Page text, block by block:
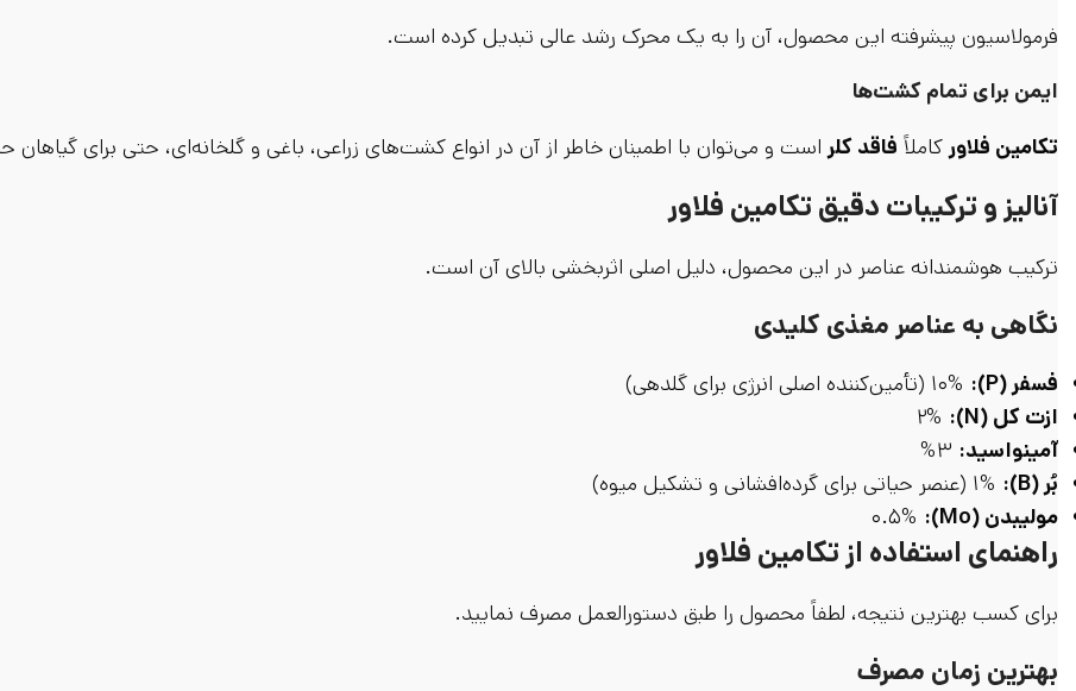
فرمولاسیون پیشرفته این محصول، آن را به یک محرک رشد عالی تبدیل کرده است.
ایمن برای تمام کشت‌ها
تکامین فلاورکاملاً فاقد کلر است و می‌توان با اطمینان خاطر از آن در انواع کشت‌های زراعی، باغی و گلخانه‌ای، حتی برای گیاهان
آنالیز و ترکیبات دقیق تکامین فلاور
ترکیب هوشمندانه عناصر در این محصول، دلیل اصلی اثربخشی بالای آن است.
نگاهی به عناصر مغذی کلیدی
فسفر (P):
ازت کل (N):
آمینواسید:
بُر (B):
مولیبدن (Mo):
راهنمای استفاده از تکامین فلاور
برای کسب بهترین نتیجه، لطفاً محصول را طبق دستورالعمل مصرف نمایید.
بهترین زمان مصرف